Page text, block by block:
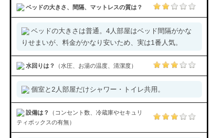
ベッドの大きさ、間隔、マットレスの質は？
ベッドの大きさは普通。4人部屋はベッド間隔がかな
りせまいが、料金がかなり安いため、実は1番人気。
水回りは？ （水圧、お湯の温度、清潔度）
個室と2人部屋だけシャワー・トイレ共用。
設備は？
（コンセント数、冷蔵庫やセキュリ
ティボックスの有無）